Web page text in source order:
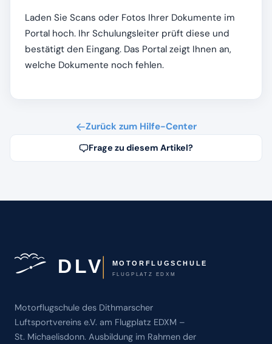
Laden Sie Scans oder Fotos Ihrer Dokumente im
Portal hoch. Ihr Schulungsleiter prüft diese und
bestätigt den Eingang. Das Portal zeigt Ihnen an,
welche Dokumente noch fehlen.
Zurück zum Hilfe-Center
Frage zu diesem Artikel?
Motorflugschule des Dithmarscher
Luftsportvereins e.V. am Flugplatz EDXM –
St. Michaelisdonn. Ausbildung im Rahmen der